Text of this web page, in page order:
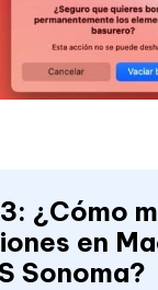
¿Cómo
en
Sonoma?